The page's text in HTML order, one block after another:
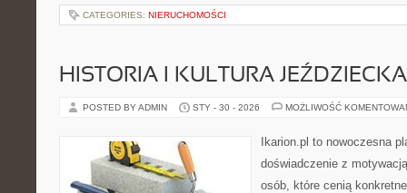
CATEGORIES: NIERUCHOMOŚCI
HISTORIA I KULTURA JEŹDZIECKA
POSTED BY ADMIN STY - 30 - 2026 MOŻLIWOŚĆ
Ikarion.pl to nowoczesna
doświadczenie z
osób, które cenią